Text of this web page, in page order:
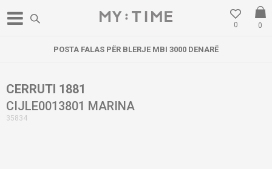
0
0
POSTA FALAS PËR BLERJE MBI 3000 DENARË
CERRUTI 1881
CIJLE0013801 MARINA
35834